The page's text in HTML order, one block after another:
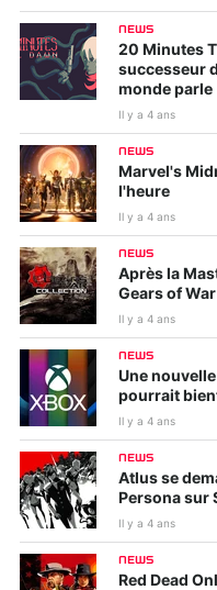
NEWS
20 Minutes
successeur
monde parle
Il y a 4 ans
NEWS
Marvel's
l'heure
Il y a 4 ans
NEWS
Après la
Gears of
Il y a 4 ans
NEWS
Une
pourrait
Il y a 4 ans
NEWS
Atlus se
Persona sur
Il y a 4 ans
NEWS
Red Dead